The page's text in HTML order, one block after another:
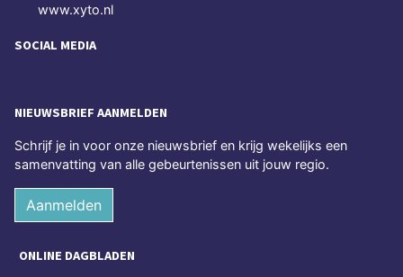
www.xyto.nl
SOCIAL MEDIA
NIEUWSBRIEF AANMELDEN
Schrijf je in voor onze nieuwsbrief en krijg wekelijks een
samenvatting van alle gebeurtenissen uit jouw regio.
Aanmelden
ONLINE DAGBLADEN